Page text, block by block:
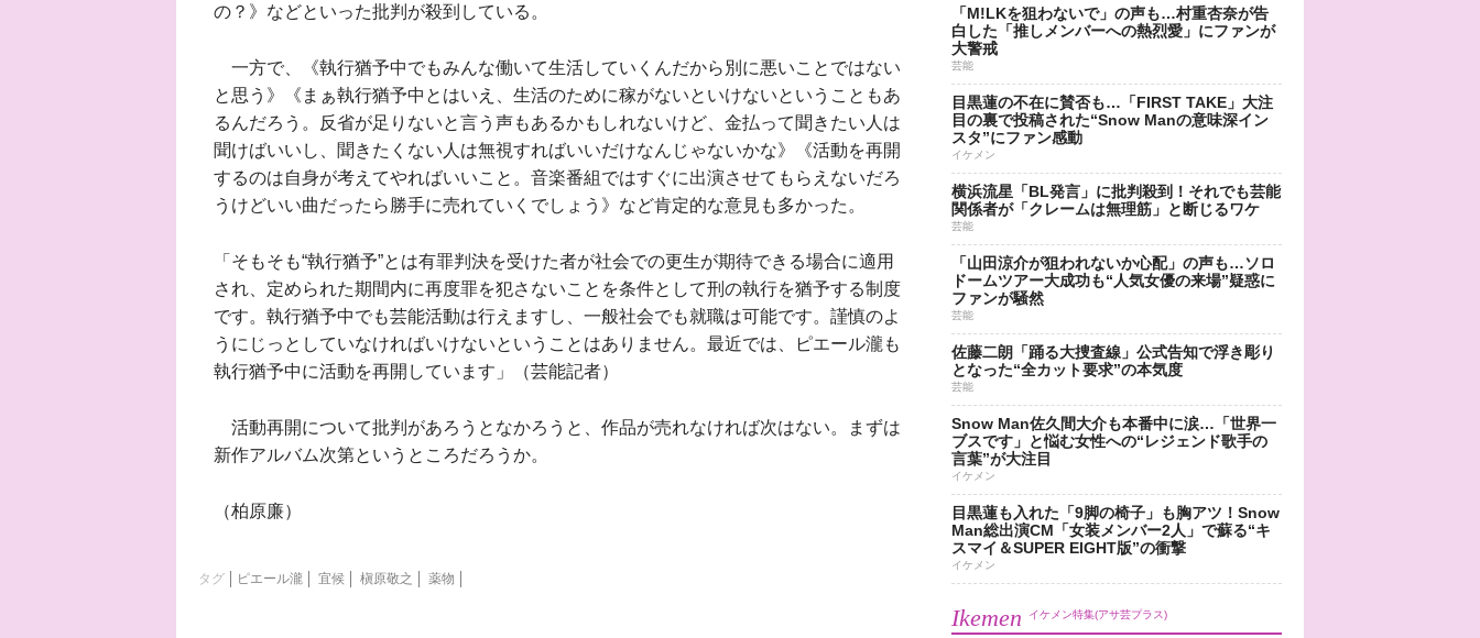
の？》などといった批判が殺到している。
一方で、《執行猶予中でもみんな働いて生活していくんだから別に悪いことではない
と思う》《まぁ執行猶予中とはいえ、生活のために稼がないといけないということもあ
るんだろう。反省が足りないと言う声もあるかもしれないけど、金払って聞きたい人は
聞けばいいし、聞きたくない人は無視すればいいだけなんじゃないかな》《活動を再開
するのは自身が考えてやればいいこと。音楽番組ではすぐに出演させてもらえないだろ
うけどいい曲だったら勝手に売れていくでしょう》など肯定的な意見も多かった。
「そもそも“執行猶予”とは有罪判決を受けた者が社会での更生が期待できる場合に適用
され、定められた期間内に再度罪を犯さないことを条件として刑の執行を猶予する制度
です。執行猶予中でも芸能活動は行えますし、一般社会でも就職は可能です。謹慎のよ
うにじっとしていなければいけないということはありません。最近では、ピエール瀧も
執行猶予中に活動を再開しています」（芸能記者）
活動再開について批判があろうとなかろうと、作品が売れなければ次はない。まずは
新作アルバム次第というところだろうか。
（柏原廉）
タグ ピエール瀧 宜候 槇原敬之 薬物
「M!LKを狙わないで」の声も…村重杏奈が告
白した「推しメンバーへの熱烈愛」にファンが
大警戒
芸能
目黒蓮の不在に賛否も…「FIRST TAKE」大注
目の裏で投稿された“Snow Manの意味深イン
スタ”にファン感動
イケメン
横浜流星「BL発言」に批判殺到！それでも芸能
関係者が「クレームは無理筋」と断じるワケ
芸能
「山田涼介が狙われないか心配」の声も…ソロ
ドームツアー大成功も“人気女優の来場”疑惑に
ファンが騒然
芸能
佐藤二朗「踊る大捜査線」公式告知で浮き彫り
となった“全カット要求”の本気度
芸能
Snow Man佐久間大介も本番中に涙…「世界一
ブスです」と悩む女性への“レジェンド歌手の
言葉”が大注目
イケメン
目黒蓮も入れた「9脚の椅子」も胸アツ！Snow
Man総出演CM「女装メンバー2人」で蘇る“キ
スマイ＆SUPER EIGHT版”の衝撃
イケメン
Ikemen イケメン特集(アサ芸プラス)